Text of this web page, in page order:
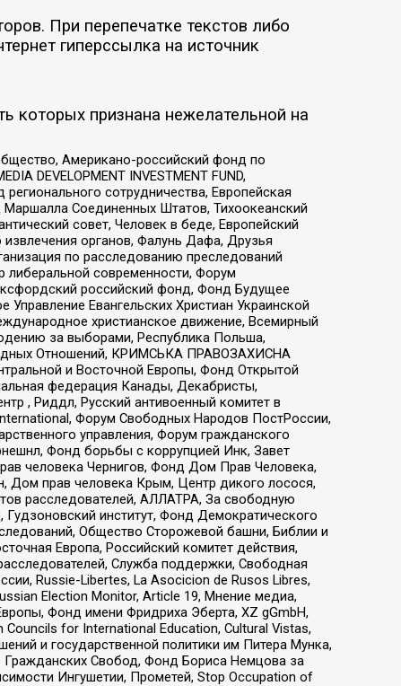
При перепечатке текстов либо
гиперссылка на источник
которых признана нежелательной на
Американо-российский фонд по
DEVELOPMENT INVESTMENT FUND,
сотрудничества, Европейская
Соединенных Штатов, Тихоокеанский
совет, Человек в беде, Европейский
органов, Фалунь Дафа, Друзья
по расследованию преследований
либеральной современности, Форум
российский фонд, Фонд Будущее
Евангельских Христиан Украинской
христианское движение, Всемирный
за выборами, Республика Польша,
Отношений, КРИМСЬКА ПРАВОЗАХИСНА
и Восточной Европы, Фонд Открытой
федерация Канады, Декабристы,
, Риддл, Русский антивоенный комитет в
Форум Свободных Народов ПостРоссии,
управления, Форум гражданского
Фонд борьбы с коррупцией Инк, Завет
человека Чернигов, Фонд Дом Прав Человека,
Дом прав человека Крым, Центр дикого лосося,
расследователей, АЛЛАТРА, За свободную
институт, Фонд Демократического
Общество Сторожевой башни, Библии и
Европа, Российский комитет действия,
Служба поддержки, Свободная
Russie-Libertes, La Asocicion de Rusos Libres,
Election Monitor, Article 19, Мнение медиа,
Фонд имени Фридриха Эберта, XZ gGmbH,
for International Education, Cultural Vistas,
и государственной политики им Питера Мунка,
Свобод, Фонд Бориса Немцова за
Ингушетии, Прометей, Stop Occupation of